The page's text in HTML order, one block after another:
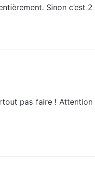
Sinon c’est
pas faire ! Attention